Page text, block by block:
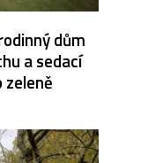
dům
a sedací
zeleně